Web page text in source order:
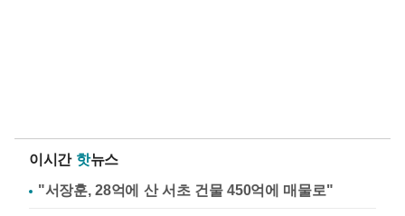
이시간 핫뉴스
"서장훈, 28억에 산 서초 건물 450억에 매물로"